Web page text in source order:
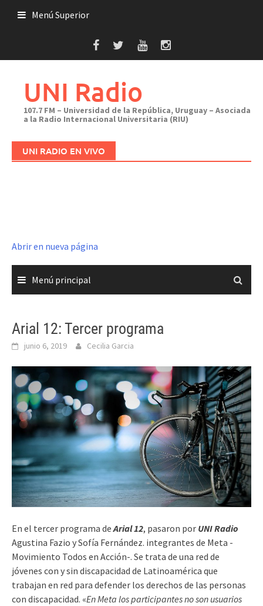
Menú Superior
UNI Radio
107.7 FM – Universidad de la República, Uruguay – Asociada
a la Radio Internacional Universitaria (RIU)
UNI RADIO EN VIVO
Abrir en nueva página
Menú principal
Arial 12: Tercer programa
junio 6, 2019 Cecilia Garcia
En el tercer programa deArial 12, pasaron por UNI Radio
Agustina Fazio y Sofía Fernández. integrantes de Meta -
Movimiento Todos en Acción-. Se trata de una red de
jóvenes con y sin discapacidad de Latinoamérica que
trabajan en red para defender los derechos de las personas
con discapacidad. «En Meta los participantes no son usuarios